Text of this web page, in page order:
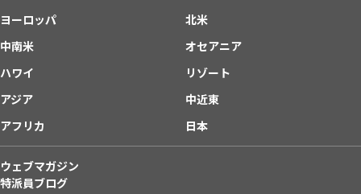
ヨーロッパ
北米
中南米
オセアニア
ハワイ
リゾート
アジア
中近東
アフリカ
日本
ウェブマガジン
特派員ブログ